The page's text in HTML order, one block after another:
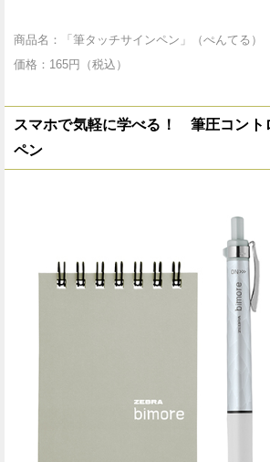
商品名：「筆タッチサインペン」（ぺんてる）
価格：165円（税込）
スマホで気軽に学べる！ 筆圧コント
ペン